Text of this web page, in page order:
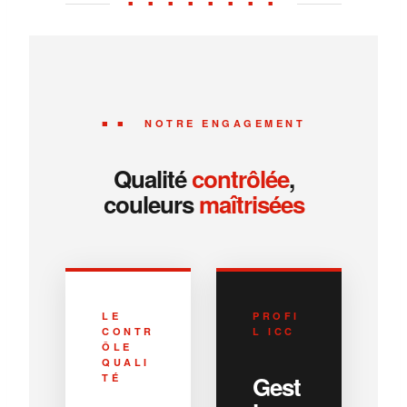
■ ■ ■ ■ ■ ■ ■ ■
■ ■ NOTRE ENGAGEMENT
Qualitécontrôlée,
couleursmaîtrisées
LE
CONTR
ÔLE
QUALI
TÉ
PROFI
L ICC
Gest